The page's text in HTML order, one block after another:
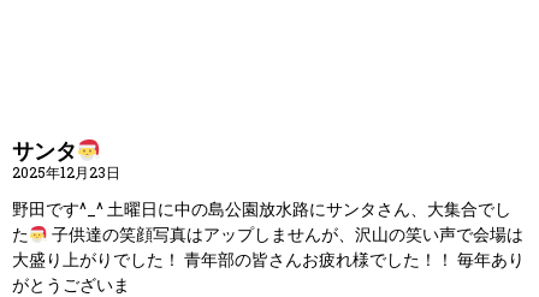
サンタ
2025年12月23日
野田です^_^ 土曜日に中の島公園放水路にサンタさん、大集合でし
た
子供達の笑顔写真はアップしませんが、沢山の笑い声で会場は
大盛り上がりでした！ 青年部の皆さんお疲れ様でした！！ 毎年あり
がとうございま